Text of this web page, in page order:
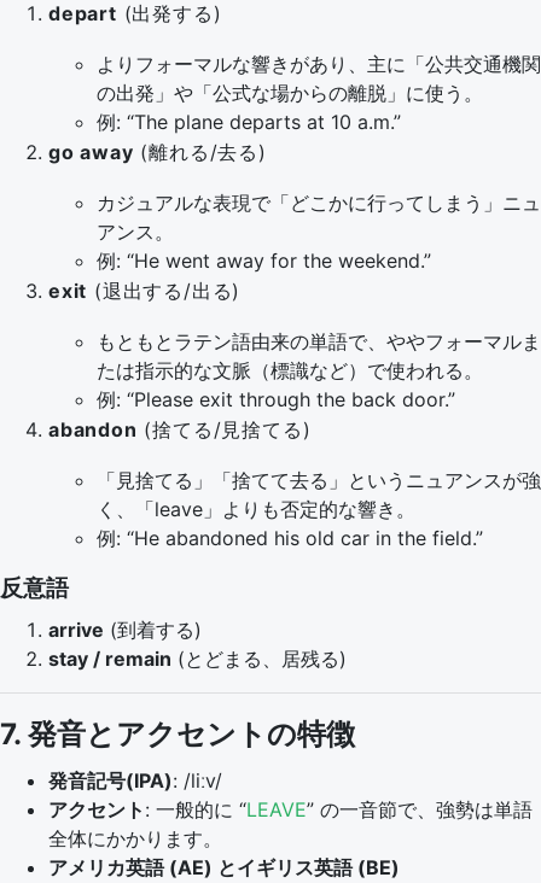
depart (出発する)
よりフォーマルな響きがあり、主に「公共交通機関
の出発」や「公式な場からの離脱」に使う。
例: “The plane departs at 10 a.m.”
go away (離れる/去る)
カジュアルな表現で「どこかに行ってしまう」ニュ
アンス。
例: “He went away for the weekend.”
exit (退出する/出る)
もともとラテン語由来の単語で、ややフォーマルま
たは指示的な文脈（標識など）で使われる。
例: “Please exit through the back door.”
abandon (捨てる/見捨てる)
「見捨てる」「捨てて去る」というニュアンスが強
く、「leave」よりも否定的な響き。
例: “He abandoned his old car in the field.”
反意語
arrive (到着する)
stay / remain (とどまる、居残る)
7. 発音とアクセントの特徴
発音記号(IPA): /liːv/
アクセント : 一般的に “LEAVE” の一音節で、強勢は単語
全体にかかります。
アメリカ英語 (AE) とイギリス英語 (BE)